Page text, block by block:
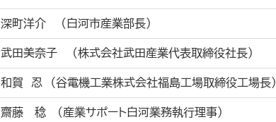
深町洋介 (白河市産業部長)
武田美奈子 (株式会社武田産業代表取締役社長)
和賀 忍 （谷電機工業株式会社福島工場取締役工場長）
齋藤 稔 (産業サポート白河業務執行理事)